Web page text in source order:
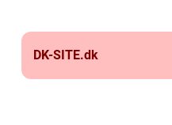
DK-SITE.dk